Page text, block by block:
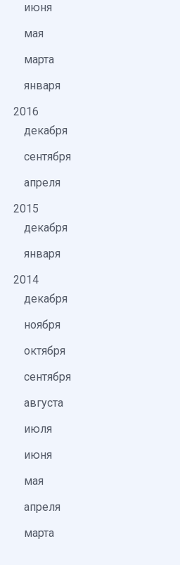
июня
мая
марта
января
2016
декабря
сентября
апреля
2015
декабря
января
2014
декабря
ноября
октября
сентября
августа
июля
июня
мая
апреля
марта